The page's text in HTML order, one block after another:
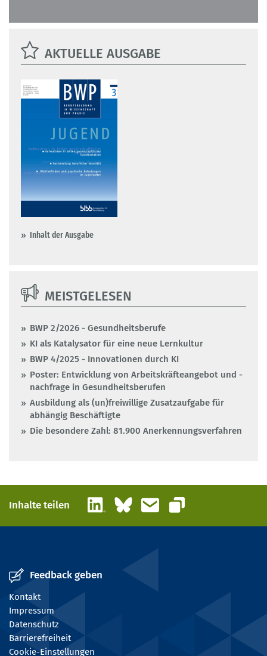
AKTUELLE AUSGABE
Inhalt der Ausgabe
MEISTGELESEN
BWP 2/2026 - Gesundheitsberufe
KI als Katalysator für eine neue Lernkultur
BWP 4/2025 - Innovationen durch KI
Poster: Entwicklung von Arbeitskräfteangebot und -
nachfrage in Gesundheitsberufen
Ausbildung als (un)freiwillige Zusatzaufgabe für
abhängig Beschäftigte
Die besondere Zahl: 81.900 Anerkennungsverfahren
Inhalte teilen LinkedInBlueskyE-Mail
Link kopieren
Feedback geben
Kontakt
Impressum
Datenschutz
Barrierefreiheit
Cookie-Einstellungen